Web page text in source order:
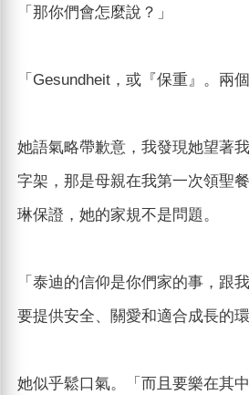
「那你們會怎麼說？」
「Gesundheit，或『保重』。兩
她語氣略帶歉意，我發現她望著
字架，那是母親在我第一次領聖
琳保證，她的家規不是問題。
「泰迪的信仰是你們家的事，跟
要提供安全、關愛和適合成長的環
她似乎鬆口氣。「而且要樂在其